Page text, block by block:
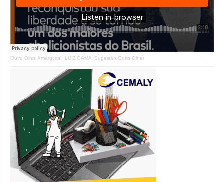
Outro Olhar Amargosa · LUIZ GAMA: Sugestão Outro Olhar